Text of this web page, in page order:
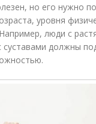
но его нужно
уровня
люди с
должны